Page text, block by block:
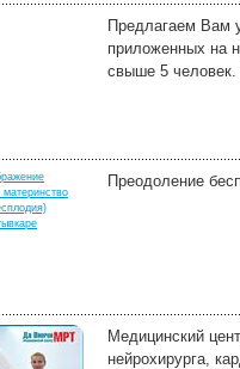
Предлагаем Вам
приложенных на
свыше 5
Преодоление
Медицинский
нейрохирурга,